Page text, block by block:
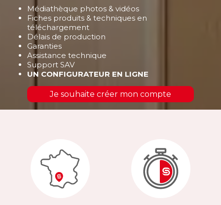
Médiathèque photos & vidéos
Fiches produits & techniques en
téléchargement
Délais de production
Garanties
Assistance technique
Support SAV
UN CONFIGURATEUR EN LIGNE
Je souhaite créer mon compte